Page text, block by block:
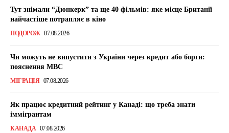
Тут знімали “Дюнкерк” та ще 40 фільмів: яке місце Британії
найчастіше потрапляє в кіно
ПОДОРОЖ 07.08.2026
Чи можуть не випустити з України через кредит або борги:
пояснення МВС
МІГРАЦІЯ 07.08.2026
Як працює кредитний рейтинг у Канаді: що треба знати
іммігрантам
КАНАДА 07.08.2026